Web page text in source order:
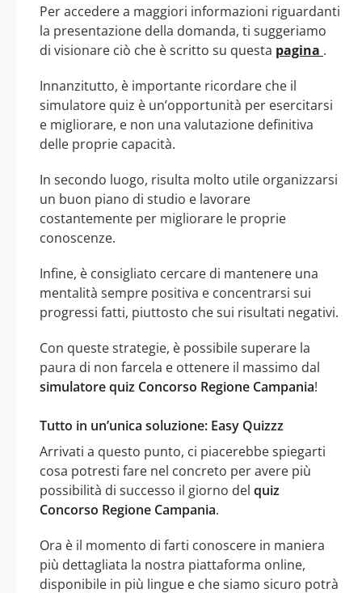
Per accedere a maggiori informazioni riguardanti
la presentazione della domanda, ti suggeriamo
di visionare ciò che è scritto su questa pagina .
Innanzitutto, è importante ricordare che il
simulatore quiz è un’opportunità per esercitarsi
e migliorare, e non una valutazione definitiva
delle proprie capacità.
In secondo luogo, risulta molto utile organizzarsi
un buon piano di studio e lavorare
costantemente per migliorare le proprie
conoscenze.
Infine, è consigliato cercare di mantenere una
mentalità sempre positiva e concentrarsi sui
progressi fatti, piuttosto che sui risultati negativi.
Con queste strategie, è possibile superare la
paura di non farcela e ottenere il massimo dal
simulatore quiz Concorso Regione Campania!
Tutto in un’unica soluzione: Easy Quizzz
Arrivati a questo punto, ci piacerebbe spiegarti
cosa potresti fare nel concreto per avere più
possibilità di successo il giorno del quiz
Concorso Regione Campania.
Ora è il momento di farti conoscere in maniera
più dettagliata la nostra piattaforma online,
disponibile in più lingue e che siamo sicuro potrà